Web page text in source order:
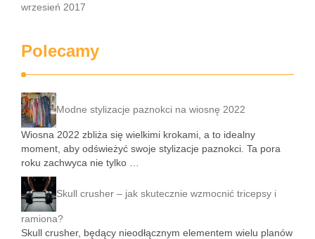
wrzesień 2017
Polecamy
Modne stylizacje paznokci na wiosnę 2022
Wiosna 2022 zbliża się wielkimi krokami, a to idealny
moment, aby odświeżyć swoje stylizacje paznokci. Ta pora
roku zachwyca nie tylko …
Skull crusher – jak skutecznie wzmocnić tricepsy i
ramiona?
Skull crusher, będący nieodłącznym elementem wielu planów